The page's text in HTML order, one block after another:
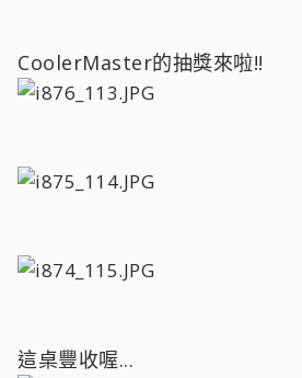
CoolerMaster的抽獎來啦!!
這桌豐收喔...